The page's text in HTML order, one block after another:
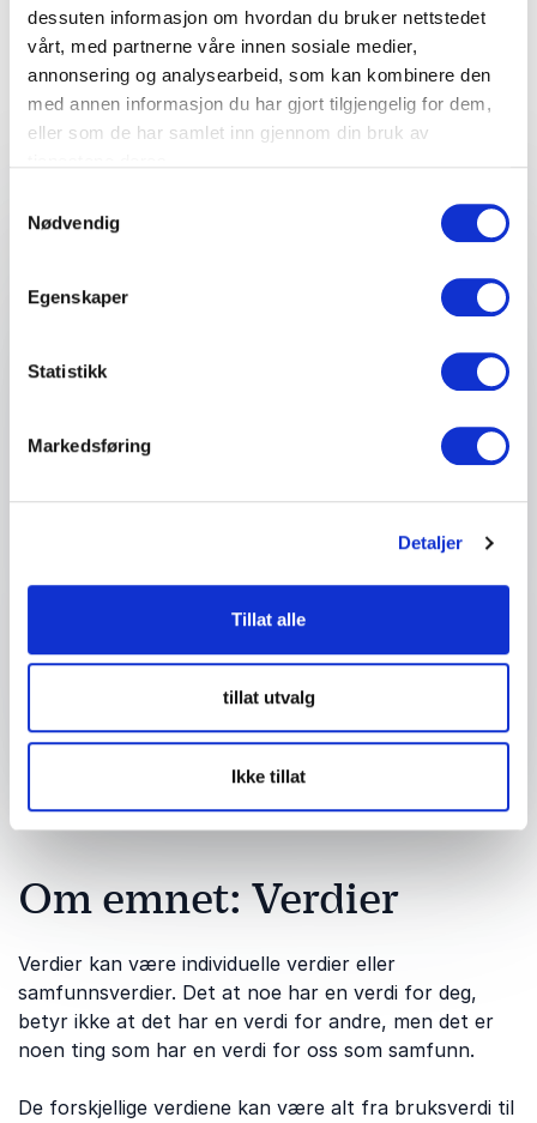
dessuten informasjon om hvordan du bruker nettstedet
vårt, med partnerne våre innen sosiale medier,
annonsering og analysearbeid, som kan kombinere den
med annen informasjon du har gjort tilgjengelig for dem,
eller som de har samlet inn gjennom din bruk av
Nødvendig
Egenskaper
Statistikk
Markedsføring
Detaljer
Tillat alle
tillat utvalg
Ikke tillat
arrangement
Fyll ut kontaktskjemaet – vi tar kontakt med deg
veldig raskt!
Ditt navn
Email*
Telefon
Firma eller organisasjon
Om emnet: Verdier
Verdier kan være individuelle verdier eller
samfunnsverdier. Det at noe har en verdi for deg,
betyr ikke at det har en verdi for andre, men det er
noen ting som har en verdi for oss som samfunn.
De forskjellige verdiene kan være alt fra bruksverdi til